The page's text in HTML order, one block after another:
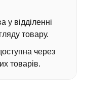
у відділенні
товару.
через
товарів.